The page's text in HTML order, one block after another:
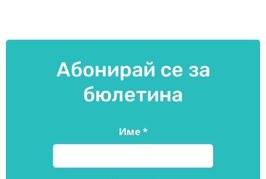
Абонирай се за
бюлетина
Име*